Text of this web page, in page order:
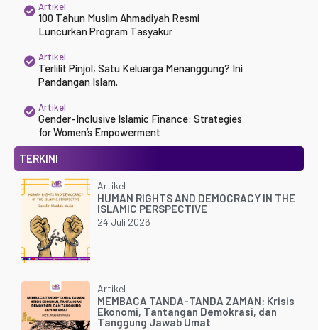
Artikel
100 Tahun Muslim Ahmadiyah Resmi
Luncurkan Program Tasyakur
Artikel
Terlilit Pinjol, Satu Keluarga Menanggung? Ini
Pandangan Islam.
Artikel
Gender-Inclusive Islamic Finance: Strategies
for Women’s Empowerment
TERKINI
Artikel
HUMAN RIGHTS AND DEMOCRACY IN THE
ISLAMIC PERSPECTIVE
24 Juli 2026
Artikel
MEMBACA TANDA-TANDA ZAMAN: Krisis
Ekonomi, Tantangan Demokrasi, dan
Tanggung Jawab Umat